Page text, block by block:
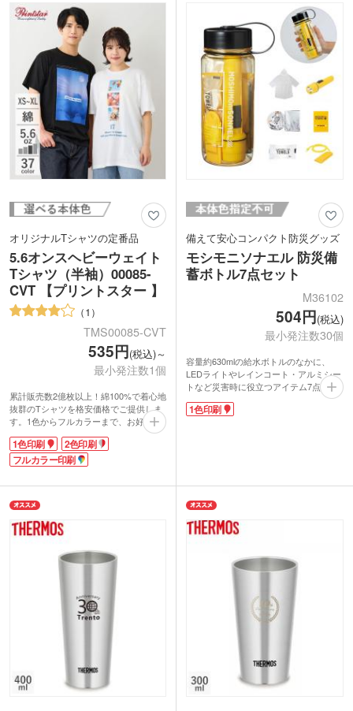
軸に学校名や企業ロゴの名入れができま
す。オープンキャンパスや企業展示会で
配布すれば、PR効果が高まりますよ。
ギフト感がアップするオリジナル化粧箱
に入れてのお届けも可能です。
オリジナルTシャツの定番品
5.6オンスヘビーウェイト
Tシャツ（半袖）00085-
CVT 【プリントスター 】
1
TMS00085-CVT
535円(税込)～
最小発注数1個
累計販売数2億枚以上！綿100%で着心地
抜群のTシャツを格安価格でご提供しま
す。1色からフルカラーまで、お好きな
デザインでプリント可能。胸や袖へのワ
ンポイント印刷もできます。文化祭のク
ラスTシャツや大規模イベントのスタッ
にぴったりです。
は、年代性別問わず着られる定番アイテ
ム。両肩から首回りにかけて型崩れ防止
のテープ処理がされており、長くご愛用
グッズを作成したい方におすすめです。
1色印刷
2色印刷
フルカラー印刷
備えて安心コンパクト防災グッズ
モシモニソナエル 防災備
蓄ボトル7点セット
M36102
504円(税込)
最小発注数30個
容量約630mlの給水ボトルのなかに、
LEDライトやレインコート・アルミシー
トなど災害時に役立つアイテム7点セッ
トです。コンパクトなボトルタイプはケ
ースと給水ボトルの2役を担い、軽くて
ベルティです。
1色印刷